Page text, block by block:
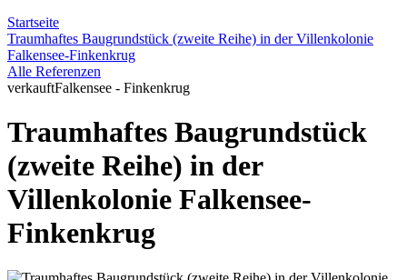
Startseite
Traumhaftes Baugrundstück (zweite Reihe) in der Villenkolonie
Falkensee-Finkenkrug
Alle Referenzen
verkauftFalkensee - Finkenkrug
Traumhaftes Baugrundstück
(zweite Reihe) in der
Villenkolonie Falkensee-
Finkenkrug